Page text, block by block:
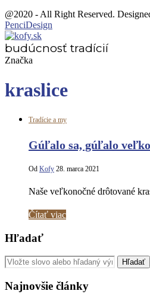
@2020 - All Right Reserved.
PenciDesign
budúcnosť tradícií
Značka
kraslice
Tradície a my
Gúľalo sa, gúľalo
Od Kofy 28. marca 2021
Naše veľkonočné drôtované
Čítať viac
Hľadať
Najnovšie články